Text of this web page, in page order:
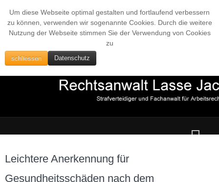
Um diese Webseite optimal gestalten und fortlaufend verbessern
zu können, verwenden wir sogenannte Cookies. Durch die weitere
Nutzung der Webseite stimmen Sie der Verwendung von Cookies
zu
schliessen Datenschutz
Leichtere Anerkennung für
Gesundheitsschäden nach dem